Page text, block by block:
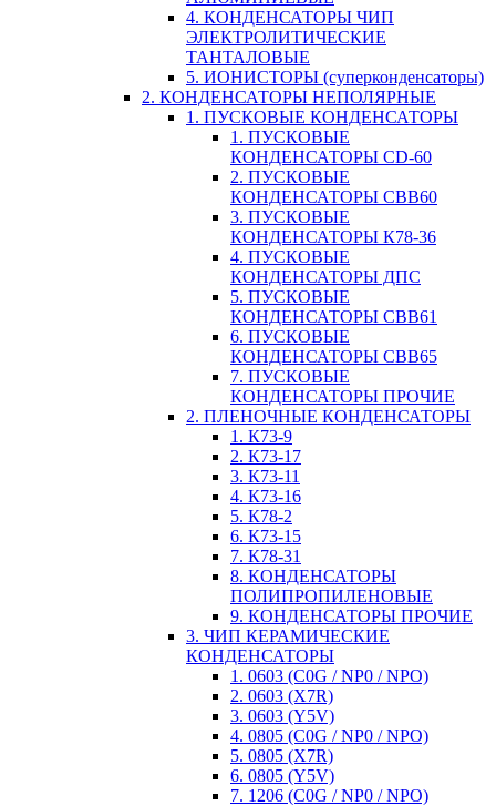
4. КОНДЕНСАТОРЫ ЧИП
ЭЛЕКТРОЛИТИЧЕСКИЕ
ТАНТАЛОВЫЕ
5. ИОНИСТОРЫ (суперконденсаторы)
2. КОНДЕНСАТОРЫ НЕПОЛЯРНЫЕ
1. ПУСКОВЫЕ КОНДЕНСАТОРЫ
1. ПУСКОВЫЕ
КОНДЕНСАТОРЫ CD-60
2. ПУСКОВЫЕ
КОНДЕНСАТОРЫ CBB60
3. ПУСКОВЫЕ
КОНДЕНСАТОРЫ К78-36
4. ПУСКОВЫЕ
КОНДЕНСАТОРЫ ДПС
5. ПУСКОВЫЕ
КОНДЕНСАТОРЫ CBB61
6. ПУСКОВЫЕ
КОНДЕНСАТОРЫ CBB65
7. ПУСКОВЫЕ
КОНДЕНСАТОРЫ ПРОЧИЕ
2. ПЛЕНОЧНЫЕ КОНДЕНСАТОРЫ
1. К73-9
2. К73-17
3. К73-11
4. К73-16
5. К78-2
6. К73-15
7. К78-31
8. КОНДЕНСАТОРЫ
ПОЛИПРОПИЛЕНОВЫЕ
9. КОНДЕНСАТОРЫ ПРОЧИЕ
3. ЧИП КЕРАМИЧЕСКИЕ
КОНДЕНСАТОРЫ
1. 0603 (C0G / NP0 / NPO)
2. 0603 (X7R)
3. 0603 (Y5V)
4. 0805 (C0G / NP0 / NPO)
5. 0805 (X7R)
6. 0805 (Y5V)
7. 1206 (C0G / NP0 / NPO)